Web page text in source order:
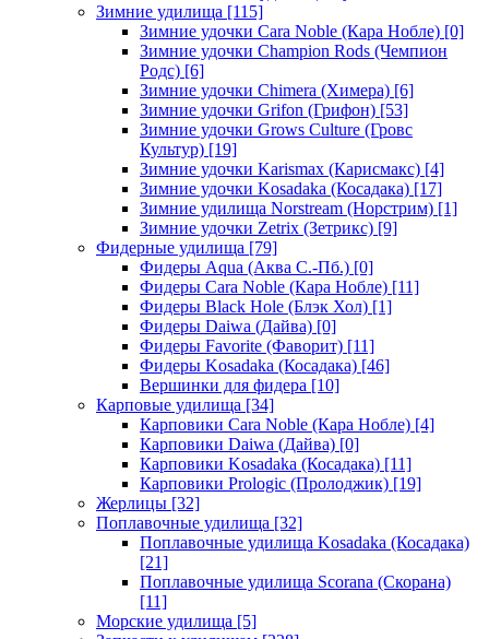
Зимние удилища [115]
Зимние удочки Cara Noble (Кара Нобле) [0]
Зимние удочки Champion Rods (Чемпион
Родс) [6]
Зимние удочки Chimera (Химера) [6]
Зимние удочки Grifon (Грифон) [53]
Зимние удочки Grows Culture (Гровс
Культур) [19]
Зимние удочки Karismax (Карисмакс) [4]
Зимние удочки Kosadaka (Косадака) [17]
Зимние удилища Norstream (Норстрим) [1]
Зимние удочки Zetrix (Зетрикс) [9]
Фидерные удилища [79]
Фидеры Aqua (Аква С.-Пб.) [0]
Фидеры Cara Noble (Кара Нобле) [11]
Фидеры Black Hole (Блэк Хол) [1]
Фидеры Daiwa (Дайва) [0]
Фидеры Favorite (Фаворит) [11]
Фидеры Kosadaka (Косадака) [46]
Вершинки для фидера [10]
Карповые удилища [34]
Карповики Cara Noble (Кара Нобле) [4]
Карповики Daiwa (Дайва) [0]
Карповики Kosadaka (Косадака) [11]
Карповики Prologic (Пролоджик) [19]
Жерлицы [32]
Поплавочные удилища [32]
Поплавочные удилища Kosadaka (Косадака)
[21]
Поплавочные удилища Scorana (Скорана)
[11]
Морские удилища [5]